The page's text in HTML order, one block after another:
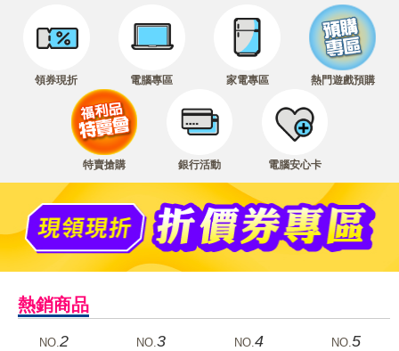
領券現折 電腦專區 家電專區 熱門遊戲預購
特賣搶購 銀行活動 電腦安心卡
熱銷商品
NO. 2 NO.3 NO. 4 NO.5